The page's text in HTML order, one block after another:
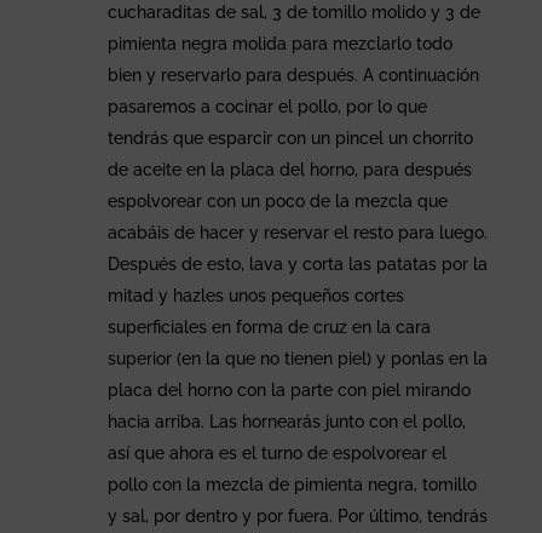
cucharaditas de sal, 3 de tomillo molido y 3 de
pimienta negra molida para mezclarlo todo
bien y reservarlo para después. A continuación
pasaremos a cocinar el pollo, por lo que
tendrás que esparcir con un pincel un chorrito
de aceite en la placa del horno, para después
espolvorear con un poco de la mezcla que
acabáis de hacer y reservar el resto para luego.
Después de esto, lava y corta las patatas por la
mitad y hazles unos pequeños cortes
superficiales en forma de cruz en la cara
superior (en la que no tienen piel) y ponlas en la
placa del horno con la parte con piel mirando
hacia arriba. Las hornearás junto con el pollo,
así que ahora es el turno de espolvorear el
pollo con la mezcla de pimienta negra, tomillo
y sal, por dentro y por fuera. Por último, tendrás